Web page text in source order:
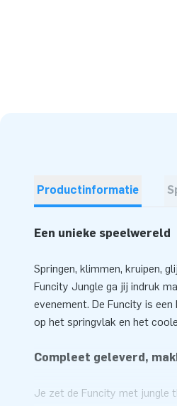
Productinformatie
Een unieke speelwereld
Springen, klimmen, kruipen,
Funcity Jungle ga jij indruk
evenement. De Funcity is
op het springvlak en het
Compleet geleverd,
Je zet de Funcity met jungle